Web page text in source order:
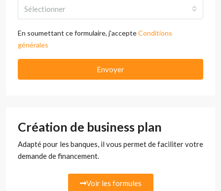
Sélectionner
En soumettant ce formulaire, j'accepteConditions
générales
Envoyer
Création de business plan
Adapté pour les banques, il vous permet de faciliter votre
demande de financement.
Voir les formules